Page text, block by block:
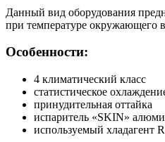
Данный вид оборудования
при температуре окружающего
Особенности:
4 климатический класс
статистическое
принудительная оттайка
испаритель «SKIN»
используемый хладагент